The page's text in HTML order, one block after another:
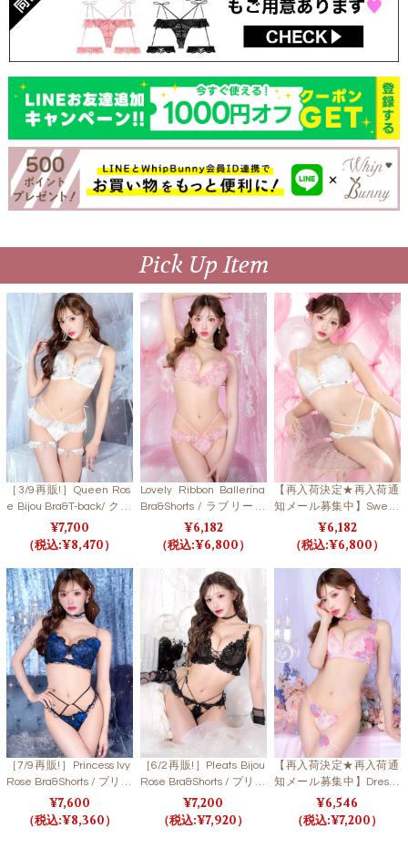
Pick Up Item
［3/9再販!］Queen Ros
e Bijou Bra&T-back/ クイ
ーンローズビジューブラ
＆Tバック
7,700
8,470
Lovely Ribbon Ballerina
Bra&Shorts / ラブリーリ
ボンバレリーナブラ＆シ
ョーツ【LB5500】
6,182
6,800
【再入荷決定★再入荷通
知メール募集中】Sweet
Shaggy Knit Bra&Shorts /
スウィートシャギーニッ
6,182
6,800
［7/9再販!］Princess Ivy
Rose Bra&Shorts / プリン
セスアイビーローズブラ
＆ショーツ
7,600
8,360
［6/2再販!］Pleats Bijou
Rose Bra&Shorts / プリー
ツビジューローズブラ＆
ショーツ
7,200
7,920
【再入荷決定★再入荷通
知メール募集中】Dressy
Flower Lady Bra&Shorts/
Pink ドレッシーフラワー
6,546
7,200